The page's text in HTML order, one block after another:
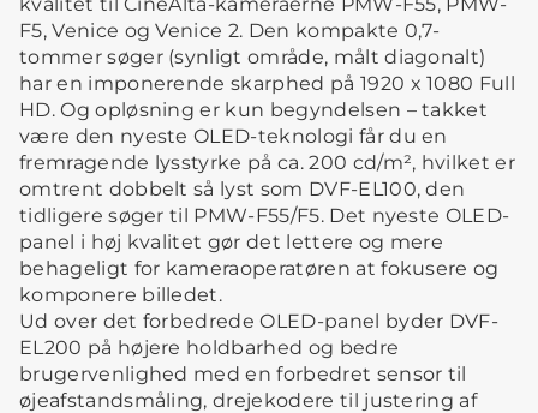
F5, Venice og Venice 2. Den kompakte 0,7-
tommer søger (synligt område, målt diagonalt)
har en imponerende skarphed på 1920 x 1080 Full
HD. Og opløsning er kun begyndelsen – takket
være den nyeste OLED-teknologi får du en
fremragende lysstyrke på ca. 200 cd/m², hvilket er
omtrent dobbelt så lyst som DVF-EL100, den
tidligere søger til PMW-F55/F5. Det nyeste OLED-
panel i høj kvalitet gør det lettere og mere
behageligt for kameraoperatøren at fokusere og
komponere billedet.
Ud over det forbedrede OLED-panel byder DVF-
EL200 på højere holdbarhed og bedre
brugervenlighed med en forbedret sensor til
øjeafstandsmåling, drejekodere til justering af